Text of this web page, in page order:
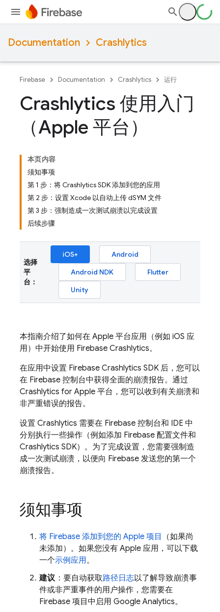
Documentation Crashlytics
Firebase Documentation Crashlytics 运行
Crashlytics 使用入门
（Apple 平台）
本页内容
须知事项
第 1 步：将 Crashlytics SDK 添加到您的应用
第 2 步：设置 Xcode 以自动上传 dSYM 文件
第 3 步：强制造成一次测试崩溃以完成设置
后续步骤
选择
平
台：
iOS+
Android
Android NDK
Flutter
Unity
本指南介绍了如何在 Apple 平台应用（例如 iOS 应
用）中开始使用 Firebase Crashlytics。
在应用中设置 Firebase Crashlytics SDK 后，您可以
在 Firebase 控制台中获得全面的崩溃报告。通过
Crashlytics for Apple 平台，您可以收到有关崩溃和
非严重错误的报告。
设置 Crashlytics 需要在 Firebase 控制台和 IDE 中
分别执行一些操作（例如添加 Firebase 配置文件和
Crashlytics SDK）。为了完成设置，您需要强制造
成一次测试崩溃，以便向 Firebase 发送您的第一个
崩溃报告。
须知事项
将 Firebase 添加到您的 Apple 项目
（如果尚
未添加）。如果您没有 Apple 应用，可以下载
一个示例应用。
建议：要自动获取路径日志以了解导致崩溃事
件或非严重事件的用户操作，您需要在
Firebase 项目中启用 Google Analytics。